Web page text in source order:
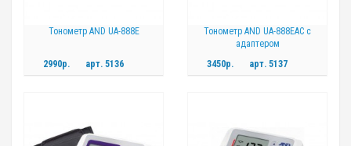
Тонометр AND UA-888E
2990р. арт. 5136
Тонометр AND UA-888EAC с
адаптером
3450р.
арт. 5137